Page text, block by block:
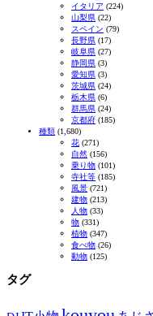
イタリア (224)
山梨県 (22)
スペイン (79)
長野県 (17)
岐阜県 (27)
静岡県 (3)
愛知県 (3)
茨城県 (24)
栃木県 (6)
群馬県 (24)
京都府 (185)
種類 (1,680)
花 (271)
自然 (156)
乗り物 (101)
寺社等 (185)
風景 (721)
建物 (213)
人物 (33)
物 (331)
植物 (347)
食べ物 (26)
動物 (125)
タグ